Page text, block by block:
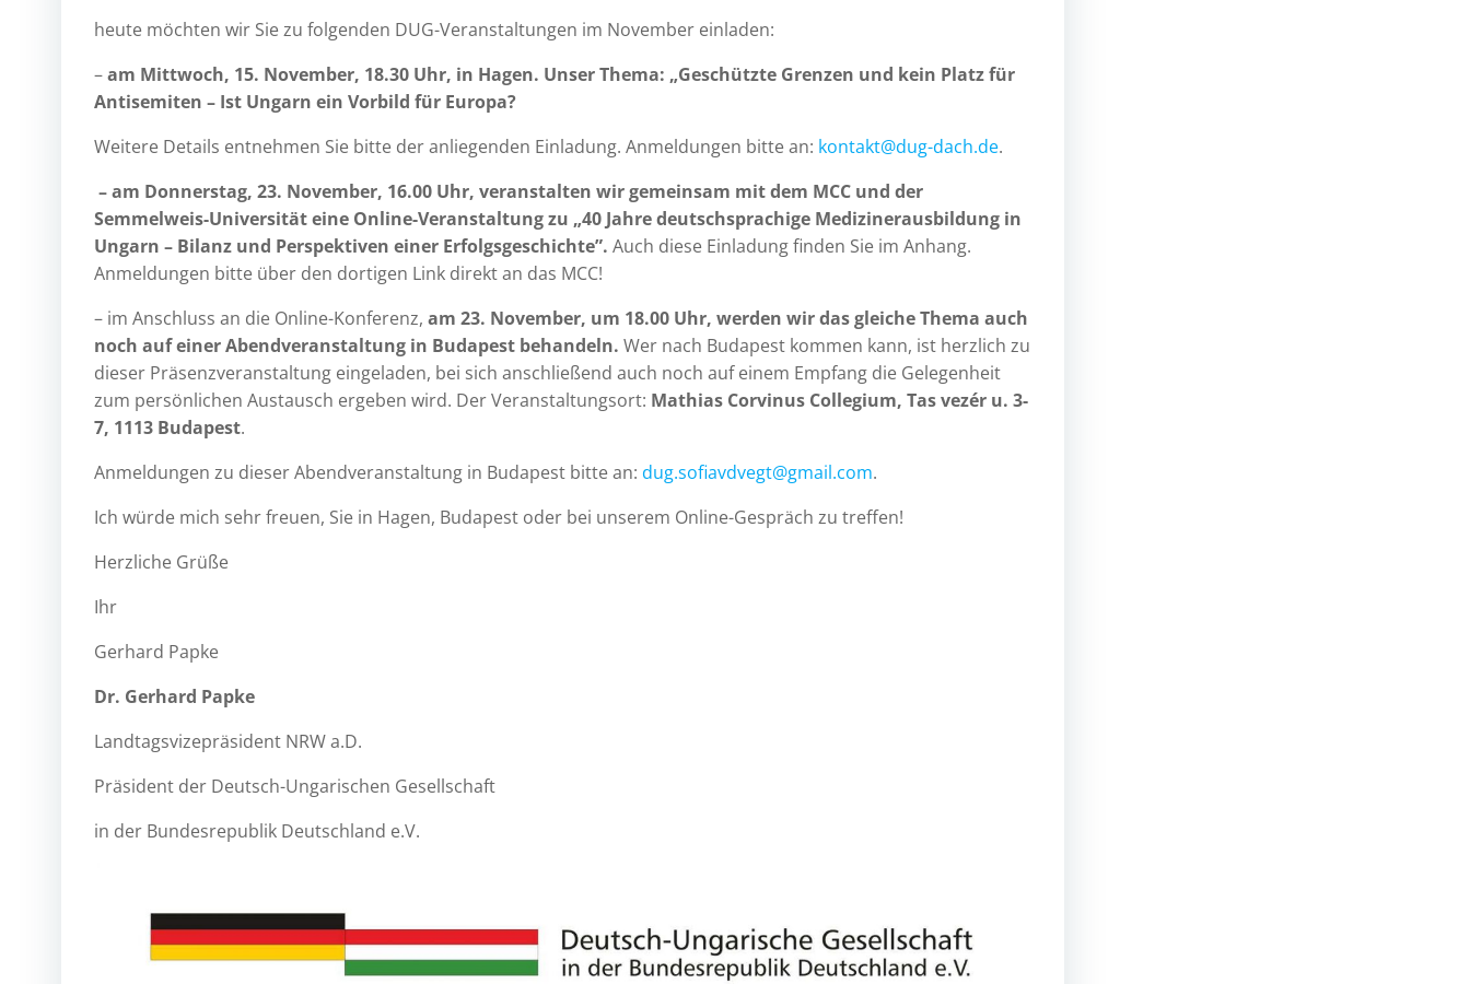
heute möchten wir Sie zu folgenden DUG-Veranstaltungen im November einladen:
–am Mittwoch, 15. November, 18.30 Uhr, in Hagen. Unser Thema: „Geschützte Grenzen und kein Platz für
Antisemiten – Ist Ungarn ein Vorbild für Europa?
Weitere Details entnehmen Sie bitte der anliegenden Einladung. Anmeldungen bitte an: kontakt@dug-dach.de.
– am Donnerstag, 23. November, 16.00 Uhr, veranstalten wir gemeinsam mit dem MCC und der
Semmelweis-Universität eine Online-Veranstaltung zu „40 Jahre deutschsprachige Medizinerausbildung in
Ungarn – Bilanz und Perspektiven einer Erfolgsgeschichte”. Auch diese Einladung finden Sie im Anhang.
Anmeldungen bitte über den dortigen Link direkt an das MCC!
– im Anschluss an die Online-Konferenz, am 23. November, um 18.00 Uhr, werden wir das gleiche Thema auch
noch auf einer Abendveranstaltung in Budapest behandeln. Wer nach Budapest kommen kann, ist herzlich zu
dieser Präsenzveranstaltung eingeladen, bei sich anschließend auch noch auf einem Empfang die Gelegenheit
zum persönlichen Austausch ergeben wird. Der Veranstaltungsort: Mathias Corvinus Collegium, Tas vezér u. 3-
7, 1113 Budapest.
Anmeldungen zu dieser Abendveranstaltung in Budapest bitte an: dug.sofiavdvegt@gmail.com.
Ich würde mich sehr freuen, Sie in Hagen, Budapest oder bei unserem Online-Gespräch zu treffen!
Herzliche Grüße
Ihr
Gerhard Papke
Dr. Gerhard Papke
Landtagsvizepräsident NRW a.D.
Präsident der Deutsch-Ungarischen Gesellschaft
in der Bundesrepublik Deutschland e.V.